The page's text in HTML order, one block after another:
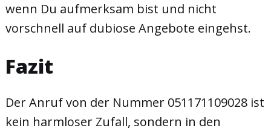
wenn Du aufmerksam bist und nicht
vorschnell auf dubiose Angebote eingehst.
Fazit
Der Anruf von der Nummer 051171109028 ist
kein harmloser Zufall, sondern in den